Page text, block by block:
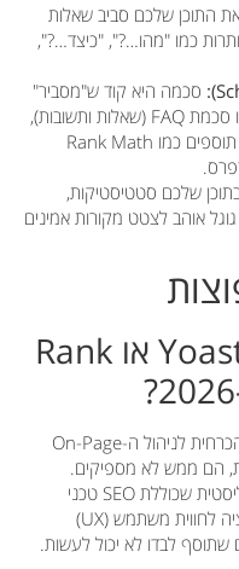
התוכן שלכם סביב שאלות
כמו "מהו…?", "כיצד…?",
סכמה היא קוד ש"מסביר"
לגוגל על מה התוכן שלכם. הטמיעו סכמת FAQ (שאלות ותשובות),
סכמת HowTo, סכמת מוצר ועוד. תוספים כמו Rank Math
שלכם סטטיסטיקות,
אוהב לצטט מקורות אמינים
האם תוסף SEO כמו Yoast או Rank
תוספים אלה הם נקודת התחלה מצוינת והכרחית לניהול ה-On-Page
הם ממש לא מספיקים.
ההצלחה ב-2026 תלויה באסטרטגיה הוליסטית שכוללת SEO טכני
מתקדם, בניית סמכות E-E-A-T, אופטימיזציה לחווית משתמש (UX)